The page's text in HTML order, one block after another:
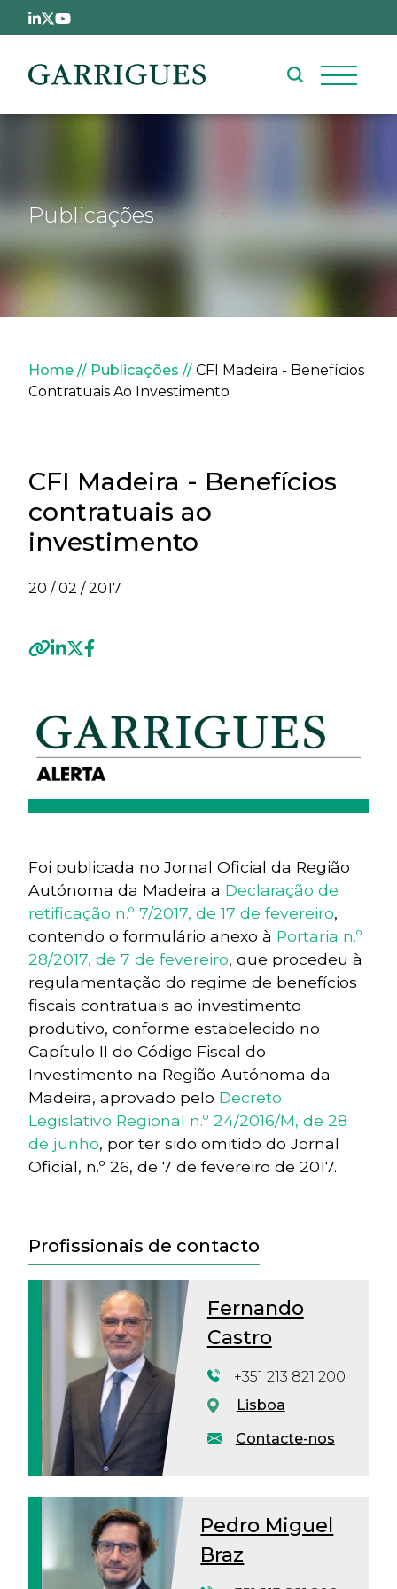
Passar para o conteúdo principal
Publicações
Navegação estrutural
Home Publicações
CFI Madeira - Benefícios
Contratuais Ao Investimento
CFI Madeira - Benefícios
contratuais ao
investimento
20 / 02 / 2017
Foi publicada no Jornal Oficial da Região
Autónoma da Madeira a Declaração de
retificação n.º 7/2017, de 17 de fevereiro,
contendo o formulário anexo à Portaria n.º
28/2017, de 7 de fevereiro, que procedeu à
regulamentação do regime de benefícios
fiscais contratuais ao investimento
produtivo, conforme estabelecido no
Capítulo II do Código Fiscal do
Investimento na Região Autónoma da
Madeira, aprovado pelo Decreto
Legislativo Regional n.º 24/2016/M, de 28
de junho, por ter sido omitido do Jornal
Oficial, n.º 26, de 7 de fevereiro de 2017.
Profissionais de contacto
Fernando
Castro
Contacte-nos
+351 213 821 200
Lisboa
Pedro Miguel
Braz